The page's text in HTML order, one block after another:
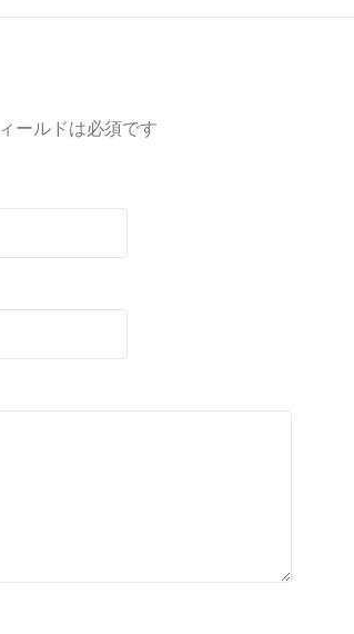
ールドは必須です